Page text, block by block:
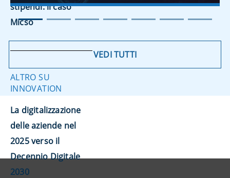
stipendi: il caso
Micso
ALTRO SU
INNOVATION
La digitalizzazione
delle aziende nel
2025 verso il
Decennio Digitale
2030
VEDI TUTTI